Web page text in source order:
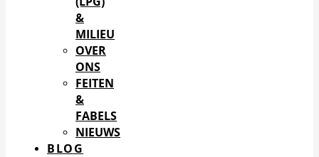
&
MILIEU
OVER
ONS
FEITEN
&
FABELS
NIEUWS
BLOG